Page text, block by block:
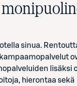
sinua.
lisäksi
hierontaa sekä